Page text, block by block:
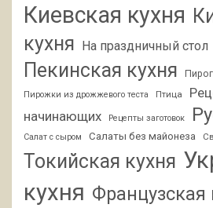
Киевская кухня
кухня На праздничный стол
Пекинская кухня
Пирожки из дрожжевого теста Птица
начинающих
Рецепты заготовок
Салат с сыром Салаты без майонеза
Токийская кухня
кухня Французская